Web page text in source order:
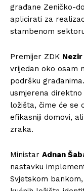
građane Zeničko-
aplicirati za
stambenom
Premijer ZDK Nezir
vrijedan oko osam
podršku
usmjerena direktno
ložišta, čime će se
efikasniji domovi,
zraka.
Ministar Adnan
nastavku
Svjetskom